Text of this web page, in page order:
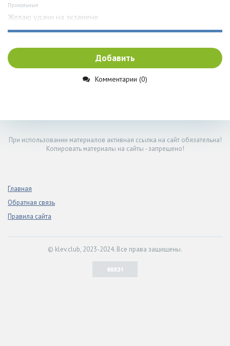
Прикольные
Желаю удачи на экзамене
Добавить
Комментарии (0)
При использовании материалов активная ссылка на сайт обязательна!
Копировать материалы на сайты - запрещено!
Главная
Обратная связь
Правила сайта
© klev.club, 2023-2024. Все права защищены.